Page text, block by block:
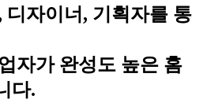
디자이너, 기획자를 통
자가 완성도 높은 홈
다.